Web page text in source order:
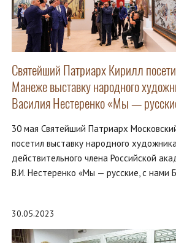
Святейший Патриарх Кирилл
Манеже выставку народного
Василия Нестеренко «Мы —
30 мая Святейший Патриарх
посетил выставку народного
действительного члена Российской
В.И. Нестеренко «Мы — русские, с нами
30.05.2023